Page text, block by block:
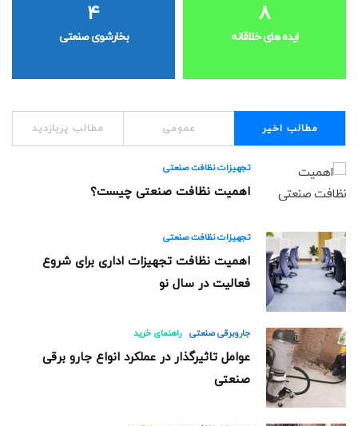
8
ایده های خلاقانه
4
بخارشوی صنعتی
مطالب اخیر عمومی مطالب پربازدید
تجهیزات نظافت صنعتی
اهمیت نظافت صنعتی چیست؟
تجهیزات نظافت صنعتی
اهمیت نظافت تجهیزات اداری برای شروع
فعالیت در سال نو
جاروبرقی صنعتی راهنمای خرید
عوامل تاثیرگذار در عملکرد انواع جارو برقی
صنعتی